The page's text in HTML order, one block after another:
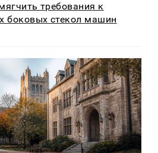
требования к
боковых стекол машин